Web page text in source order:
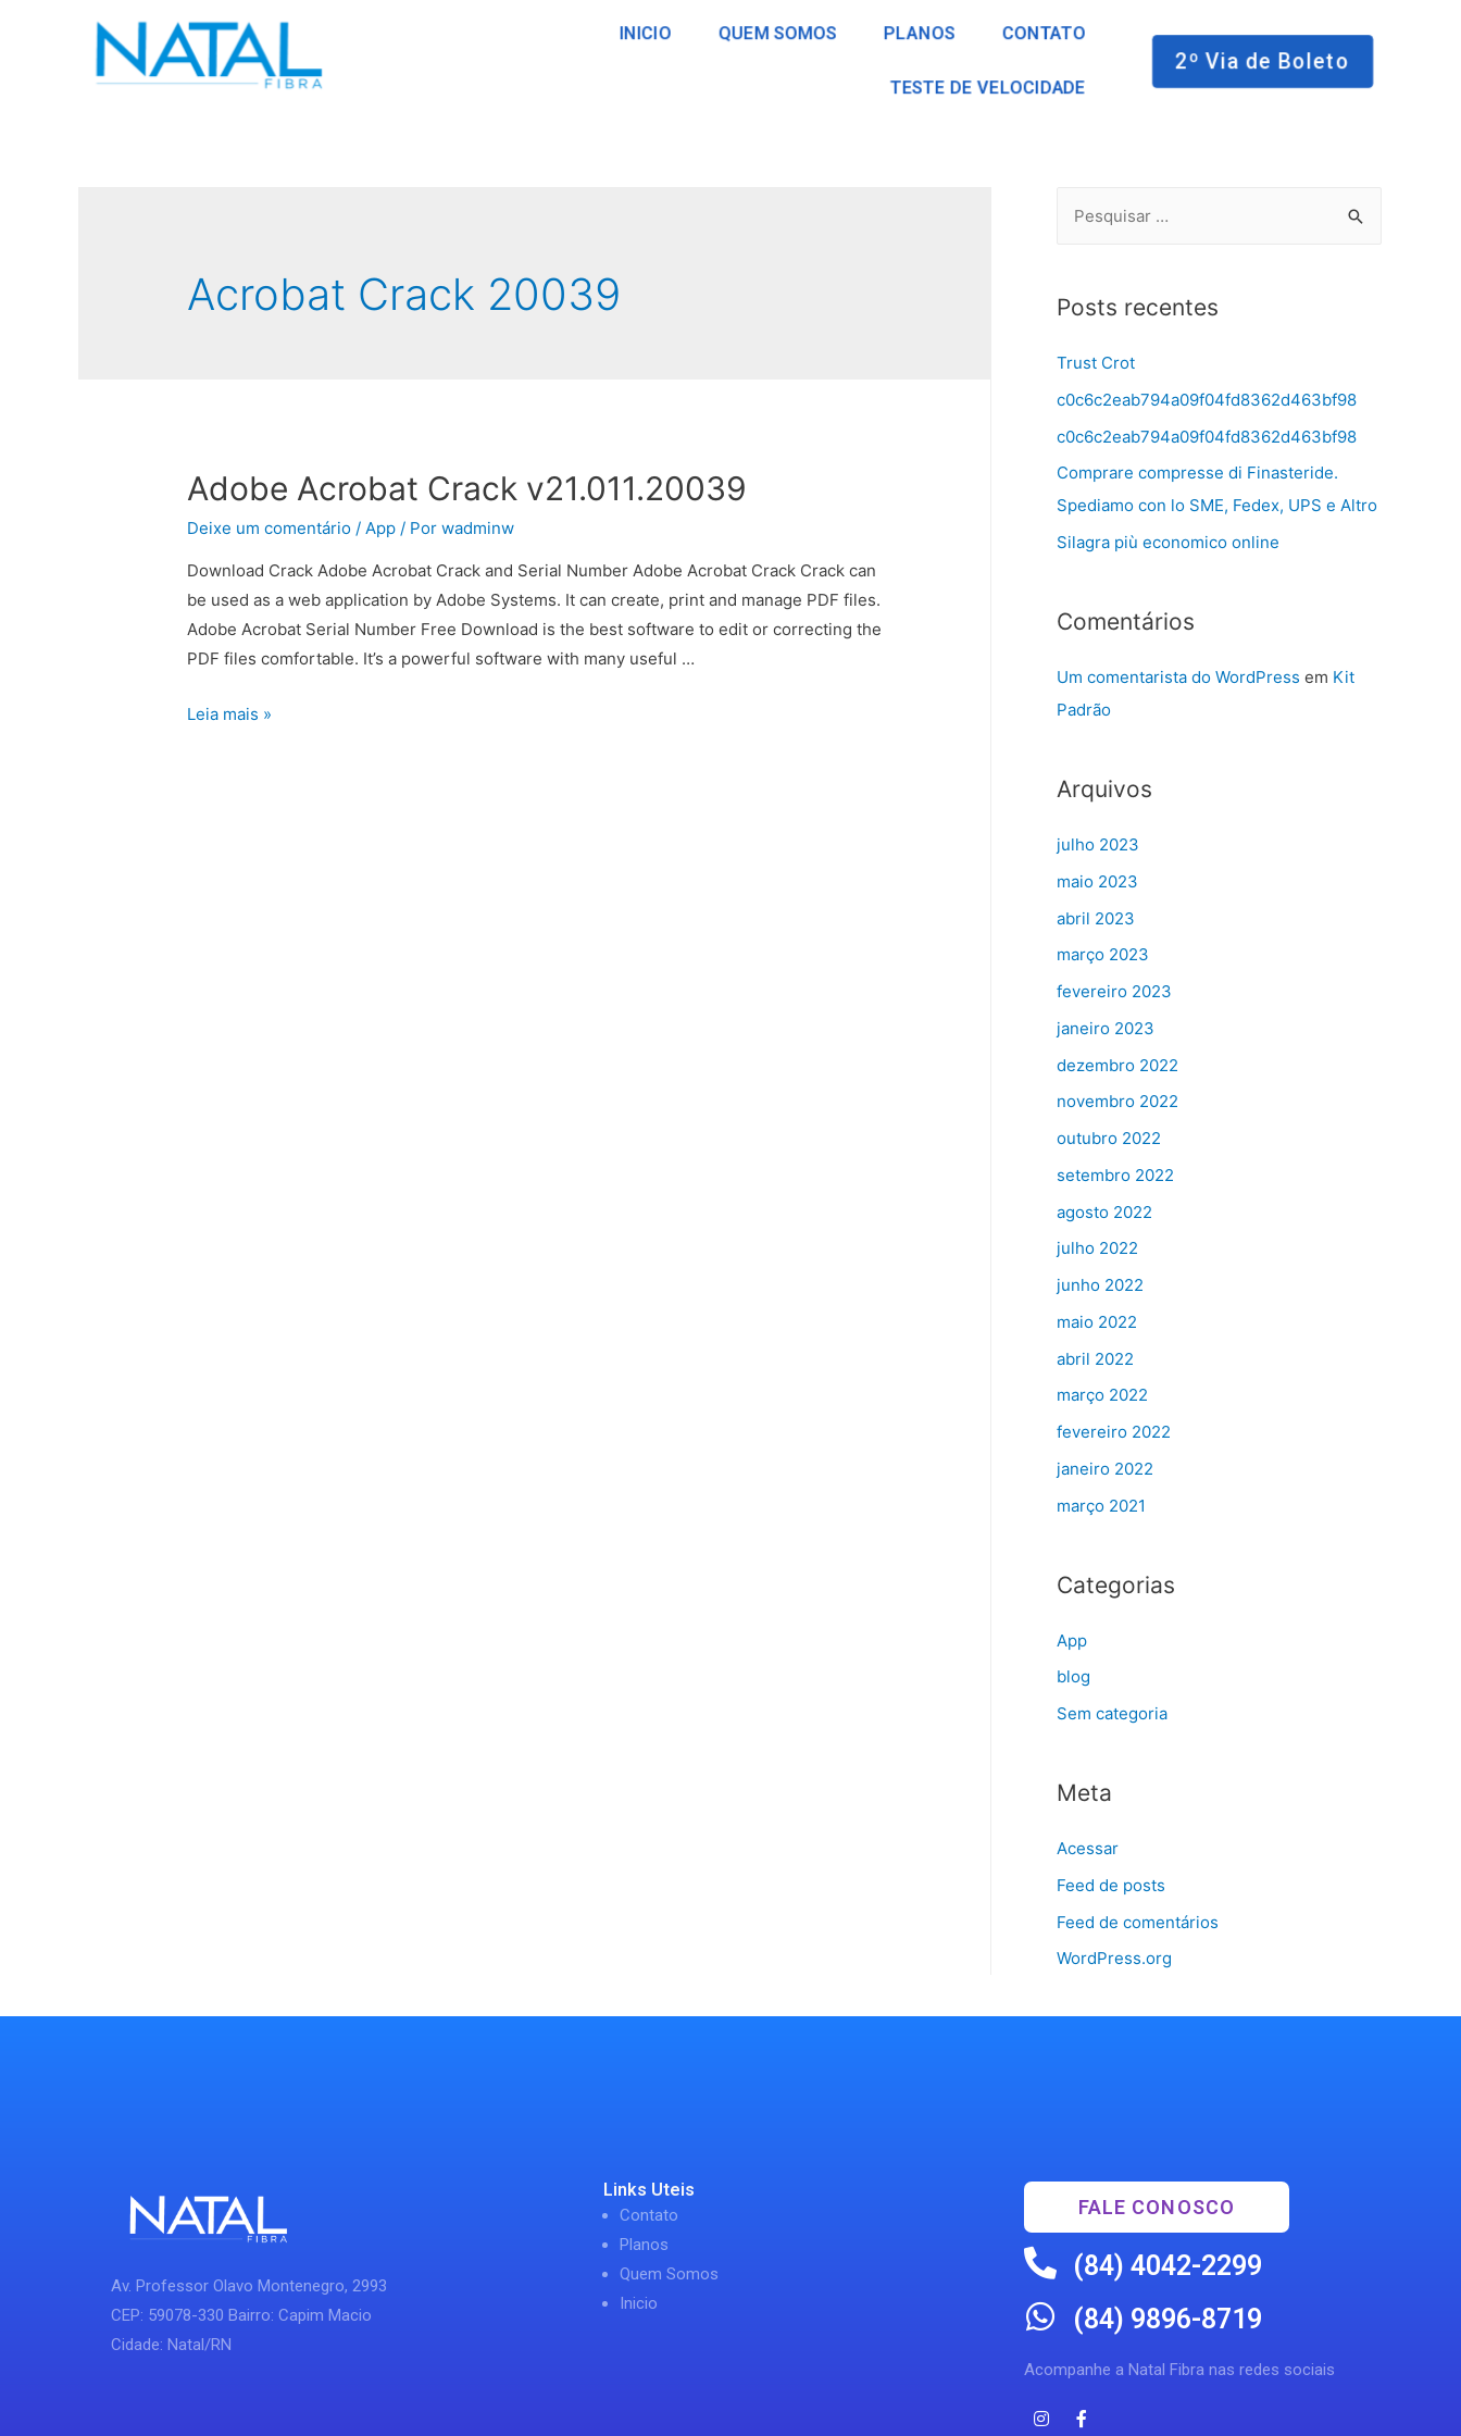
INICIO QUEM SOMOS PLANOS CONTATO
TESTE DE VELOCIDADE
2º Via de Boleto
Acrobat Crack 20039
Adobe Acrobat Crack v21.011.20039
Deixe um comentário /App / Porwadminw
Download Crack Adobe Acrobat Crack and Serial Number Adobe Acrobat Crack Crack can
be used as a web application by Adobe Systems. It can create, print and manage PDF files.
Adobe Acrobat Serial Number Free Download is the best software to edit or correcting the
PDF files comfortable. It’s a powerful software with many useful …
Leia mais »
Posts recentes
Trust Crot
c0c6c2eab794a09f04fd8362d463bf98
c0c6c2eab794a09f04fd8362d463bf98
Comprare compresse di Finasteride.
Spediamo con lo SME, Fedex, UPS e Altro
Silagra più economico online
Comentários
Um comentarista do WordPress em Kit
Padrão
Arquivos
julho 2023
maio 2023
abril 2023
março 2023
fevereiro 2023
janeiro 2023
dezembro 2022
novembro 2022
outubro 2022
setembro 2022
agosto 2022
julho 2022
junho 2022
maio 2022
abril 2022
março 2022
fevereiro 2022
janeiro 2022
março 2021
Categorias
App
blog
Sem categoria
Meta
Acessar
Feed de posts
Feed de comentários
WordPress.org
Av. Professor Olavo Montenegro, 2993
CEP: 59078-330 Bairro: Capim Macio
Cidade: Natal/RN
Links Uteis
Contato
Planos
Quem Somos
Inicio
FALE CONOSCO
(84) 4042-2299
(84) 9896-8719
Acompanhe a Natal Fibra nas redes sociais